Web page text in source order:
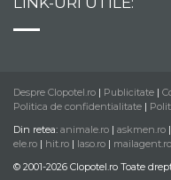
Despre Clopotel.ro | Publicitate |
Politica de confidentialitate |
Din retea: animale.ro | askmen.ro |
ele.ro | hit.ro | laso.ro | mailagent.ro
© 2001-2026 Clopotel.ro Toate